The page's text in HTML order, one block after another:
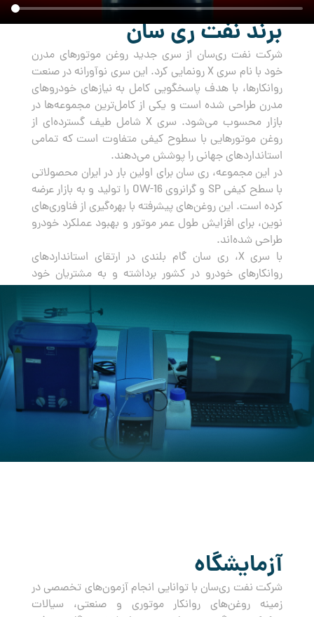
برند نفت ری سان
شرکت نفت ری‌سان از سری جدید روغن‌ موتورهای مدرن
خود با نام سری X رونمایی کرد. این سری نوآورانه در صنعت
روانکارها، با هدف پاسخگویی کامل به نیازهای خودروهای
مدرن طراحی شده است و یکی از کامل‌ترین مجموعه‌ها در
بازار محسوب می‌شود. سری X شامل طیف گسترده‌ای از
روغن‌ موتورهایی با سطوح کیفی متفاوت است که تمامی
استانداردهای جهانی را پوشش می‌دهند.
در این مجموعه، ری سان برای اولین بار در ایران محصولاتی
با سطح کیفی SP و گرانروی OW-16 را تولید و به بازار عرضه
کرده است. این روغن‌های پیشرفته با بهره‌گیری از فناوری‌های
نوین، برای افزایش طول عمر موتور و بهبود عملکرد خودرو
طراحی شده‌اند.
با سری X، ری سان گام بلندی در ارتقای استانداردهای
روانکارهای خودرو در کشور برداشته و به مشتریان خود
آزمایشگاه
شرکت نفت ری‌سان با توانایی انجام آزمون‌های تخصصی در
زمینه روغن‌های روانکار موتوری و صنعتی، سیالات